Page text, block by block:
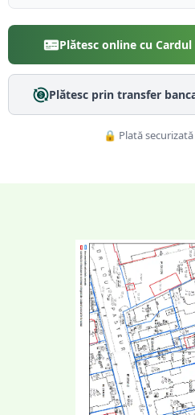
Plătesc online cu Cardul
Plătesc prin transfer
🔒 Plată